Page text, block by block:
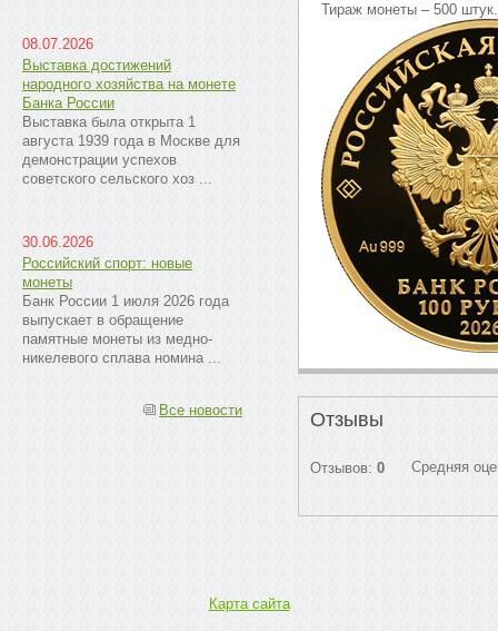
08.07.2026
Выставка достижений
народного хозяйства на монете
Банка России
Выставка была открыта 1
августа 1939 года в Москве для
демонстрации успехов
советского сельского хоз ...
30.06.2026
Российский спорт: новые
монеты
Банк России 1 июля 2026 года
выпускает в обращение
памятные монеты из медно-
никелевого сплава номина ...
Все новости
Тираж монеты – 500 штук.
Отзывы
Отзывов: 0 Средняя
Карта сайта